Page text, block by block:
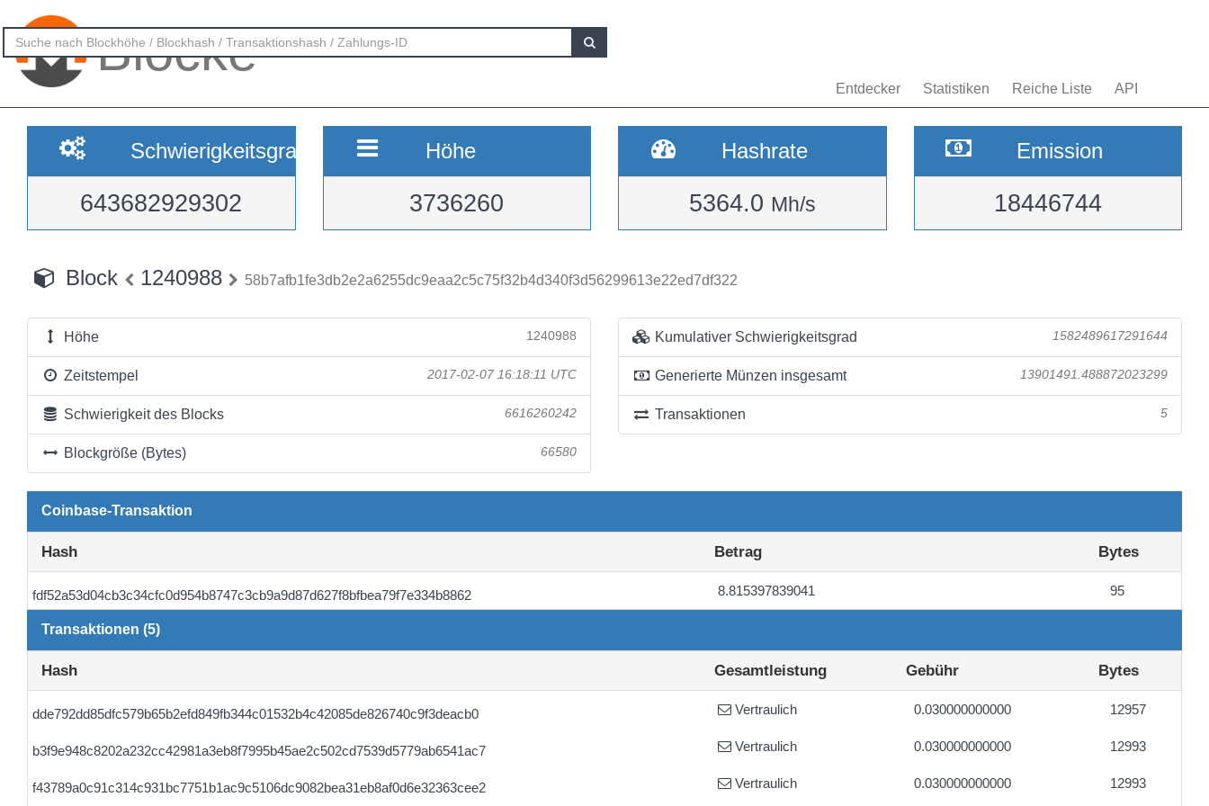
Blöcke
Entdecker Statistiken Reiche Liste API
Schwierigkeitsgrad
643682929302
Höhe
3736260
Hashrate
5364.0 Mh/s
Emission
18446744
Block 1240988 58b7afb1fe3db2e2a6255dc9eaa2c5c75f32b4d340f3d56299613e22ed7df322
Höhe 1240988
Zeitstempel 2017-02-07 16:18:11 UTC
Schwierigkeit des Blocks 6616260242
Blockgröße (Bytes) 66580
Kumulativer Schwierigkeitsgrad 1582489617291644
Generierte Münzen insgesamt 13901491.488872023299
Transaktionen 5
Coinbase-Transaktion
Hash Betrag Bytes
fdf52a53d04cb3c34cfc0d954b8747c3cb9a9d87d627f8bfbea79f7e334b8862 8.815397839041 95
Transaktionen (5)
Hash Gesamtleistung Gebühr Bytes
dde792dd85dfc579b65b2efd849fb344c01532b4c42085de826740c9f3deacb0 Vertraulich 0.030000000000 12957
b3f9e948c8202a232cc42981a3eb8f7995b45ae2c502cd7539d5779ab6541ac7 Vertraulich 0.030000000000 12993
f43789a0c91c314c931bc7751b1ac9c5106dc9082bea31eb8af0d6e32363cee2 Vertraulich 0.030000000000 12993